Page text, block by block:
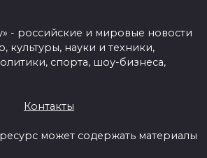
- российские и мировые новости
культуры, науки и техники,
спорта, шоу-бизнеса,
Контакты
может содержать материалы